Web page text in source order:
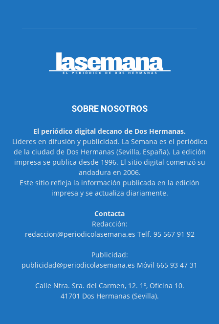
SOBRE NOSOTROS
El periódico digital decano de Dos Hermanas.
Líderes en difusión y publicidad. La Semana es el periódico
de la ciudad de Dos Hermanas (Sevilla, España). La edición
impresa se publica desde 1996. El sitio digital comenzó su
andadura en 2006.
Este sitio refleja la información publicada en la edición
impresa y se actualiza diariamente.
Contacta
Redacción:
redaccion@periodicolasemana.es Telf. 95 567 91 92
Publicidad:
publicidad@periodicolasemana.es Móvil 665 93 47 31
Calle Ntra. Sra. del Carmen, 12. 1º, Oficina 10.
41701 Dos Hermanas (Sevilla).